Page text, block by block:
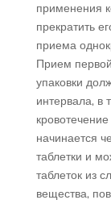
применения
прекратить
приема
Прием
упаковки
интервала, в
начинается
таблетки и
таблеток из
вещества,